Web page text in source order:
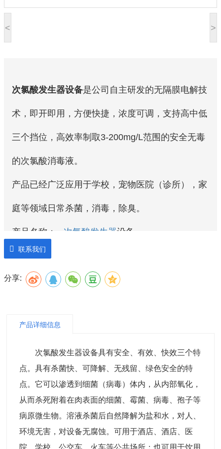
< >
次氯酸发生器设备是公司自主研发的无隔膜电解技
术，即开即用，方便快捷，浓度可调，支持高中低
三个挡位，高效率制取3-200mg/L范围的安全无毒
的次氯酸消毒液。
产品已经广泛应用于学校，宠物医院（诊所），家
庭等领域日常杀菌，消毒，除臭。
产品名称； 次氯酸发生器设备
有效率浓度：3-200mg/L
电解槽寿命：5000+小时
型 号： SHC-300
PH 值： 5-6.5
联系我们
分享:
产品详细信息
次氯酸发生器设备具有安全、有效、快效三个特
点。具有杀菌快、可降解、无残留、绿色安全的特
点。它可以渗透到细菌（病毒）体内，从内部氧化，
从而杀死附着在肉表面的细菌、霉菌、病毒、孢子等
病原微生物。溶液杀菌后自然降解为盐和水，对人、
环境无害，对设备无腐蚀。可用于酒店、酒店、医
院、学校、公交车、火车等公共场所；也可用于饮用